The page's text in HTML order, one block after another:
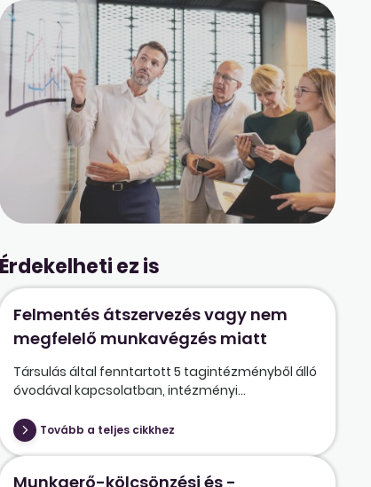
Érdekelheti ez is
Felmentés átszervezés vagy nem
megfelelő munkavégzés miatt
Társulás által fenntartott 5 tagintézményből álló
óvodával kapcsolatban, intézményi...
Tovább a teljes cikkhez
Munkaerő-kölcsönzési és -